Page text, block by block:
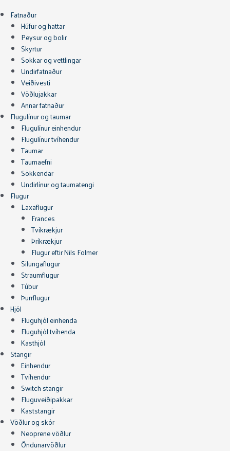
Fatnaður
Húfur og hattar
Peysur og bolir
Skyrtur
Sokkar og vettlingar
Undirfatnaður
Veiðivesti
Vöðlujakkar
Annar fatnaður
Flugulínur og taumar
Flugulínur einhendur
Flugulínur tvíhendur
Taumar
Taumaefni
Sökkendar
Undirlínur og taumatengi
Flugur
Laxaflugur
Frances
Tvíkrækjur
Þríkrækjur
Flugur eftir Nils Folmer
Silungaflugur
Straumflugur
Túbur
Þurrflugur
Hjól
Fluguhjól einhenda
Fluguhjól tvíhenda
Kasthjól
Stangir
Einhendur
Tvíhendur
Switch stangir
Fluguveiðipakkar
Kaststangir
Vöðlur og skór
Neoprene vöðlur
Öndunarvöðlur